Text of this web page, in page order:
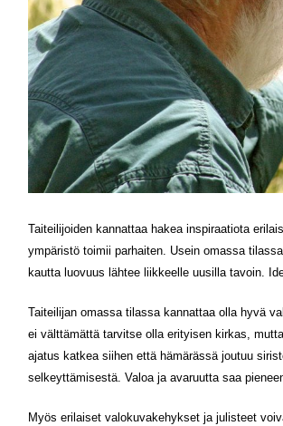
Taiteilijoiden kannattaa hakea inspiraatiota
ympäristö toimii parhaiten. Usein omassa
kautta luovuus lähtee liikkeelle uusilla tavoin.
Taiteilijan omassa tilassa kannattaa olla hyvä
ei välttämättä tarvitse olla erityisen kirkas,
ajatus katkea siihen että hämärässä joutuu
selkeyttämisestä. Valoa ja avaruutta saa
Myös erilaiset valokuvakehykset ja julisteet